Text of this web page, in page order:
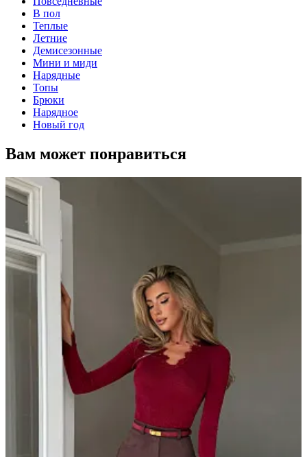
В пол
Теплые
Летние
Демисезонные
Мини и миди
Нарядные
Топы
Брюки
Нарядное
Новый год
Вам может понравиться